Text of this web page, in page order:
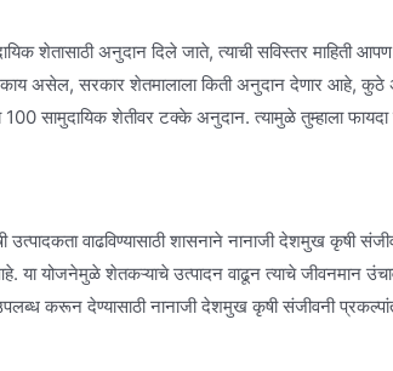
शेतासाठी अनुदान दिले जाते, त्याची सविस्तर माहिती
काय असेल, सरकार शेतमालाला किती अनुदान देणार आहे,
100 सामुदायिक शेतीवर टक्के अनुदान. त्यामुळे तुम्हाला
वाढविण्यासाठी शासनाने नानाजी देशमुख कृषी
या योजनेमुळे शेतकऱ्याचे उत्पादन वाढून त्याचे जीवनमान
उपलब्ध करून देण्यासाठी नानाजी देशमुख कृषी संजीवनी